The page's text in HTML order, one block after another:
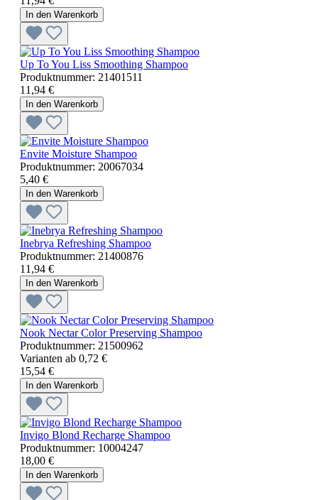
In den Warenkorb
Up To You Liss Smoothing Shampoo
Produktnummer: 21401511
11,94 €
In den Warenkorb
Envite Moisture Shampoo
Produktnummer: 20067034
5,40 €
In den Warenkorb
Inebrya Refreshing Shampoo
Produktnummer: 21400876
11,94 €
In den Warenkorb
Nook Nectar Color Preserving Shampoo
Produktnummer: 21500962
Varianten ab 0,72 €
15,54 €
In den Warenkorb
Invigo Blond Recharge Shampoo
Produktnummer: 10004247
18,00 €
In den Warenkorb